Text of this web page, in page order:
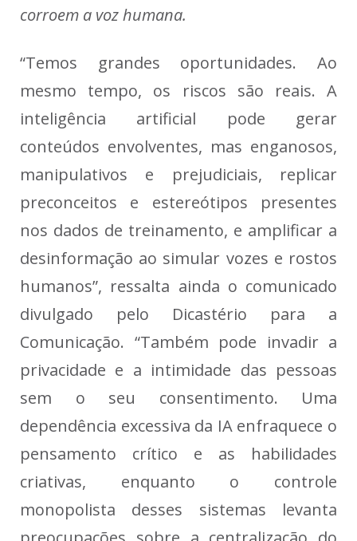
corroem a voz humana.
“Temos grandes oportunidades. Ao
mesmo tempo, os riscos são reais. A
inteligência artificial pode gerar
conteúdos envolventes, mas enganosos,
manipulativos e prejudiciais, replicar
preconceitos e estereótipos presentes
nos dados de treinamento, e amplificar a
desinformação ao simular vozes e rostos
humanos”, ressalta ainda o comunicado
divulgado pelo Dicastério para a
Comunicação. “Também pode invadir a
privacidade e a intimidade das pessoas
sem o seu consentimento. Uma
dependência excessiva da IA enfraquece o
pensamento crítico e as habilidades
criativas, enquanto o controle
monopolista desses sistemas levanta